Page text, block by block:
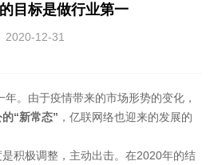
目标是做行业第一
2020-12-31
。由于疫情带来的市场形势的变化，
“新常态” ，亿联网络也迎来的发展的
积极调整，主动出击。在2020年的结